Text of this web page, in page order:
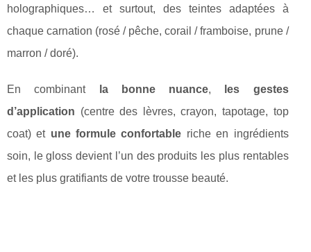
holographiques… et surtout, des teintes adaptées à
chaque carnation (rosé / pêche, corail / framboise, prune /
marron / doré).
En combinant la bonne nuance,
les gestes
d’application (centre des lèvres, crayon, tapotage, top
coat) et une formule confortable riche en ingrédients
soin, le gloss devient l’un des produits les plus rentables
et les plus gratifiants de votre trousse beauté.